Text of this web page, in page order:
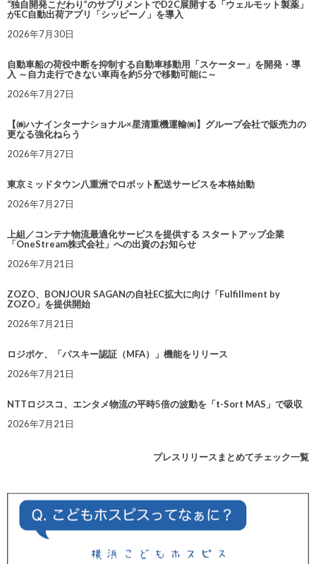
“独自開発こだわり”のサプリメントでD2C展開する「ウェルモット製薬」
がEC自動出荷アプリ「シッピーノ」を導入
2026年7月30日
自動車船の荷役中断を抑制する自動車移動用「スケーター」を開発・導
入 ～自力走行できない車両を約5分で移動可能に～
2026年7月27日
【㈱ハナインターナショナル×星清重機運輸㈱】グループ会社で販売力の
更なる強化ねらう
2026年7月27日
東京ミッドタウン八重洲でロボット配送サービスを本格始動
2026年7月27日
上組／コンテナ物流最適化サービスを提供する スタートアップ企業
「OneStream株式会社」への出資のお知らせ
2026年7月21日
ZOZO、BONJOUR SAGANの自社EC拡大に向け「Fulfillment by
ZOZO」を提供開始
2026年7月21日
ロジポケ、「パスキー認証（MFA）」機能をリリース
2026年7月21日
NTTロジスコ、エンタメ物流の平時5倍の波動を「t-Sort MAS」で吸収
2026年7月21日
プレスリリースまとめてチェック一覧